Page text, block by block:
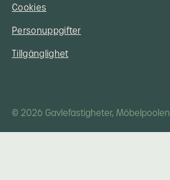
Cookies
Personuppgifter
Tillgänglighet
© 2026 Gavlefastigheter, Möbelpoolen